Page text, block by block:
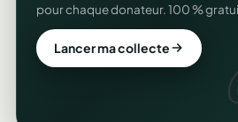
pour chaque donateur. 100 %
Lancer ma collecte